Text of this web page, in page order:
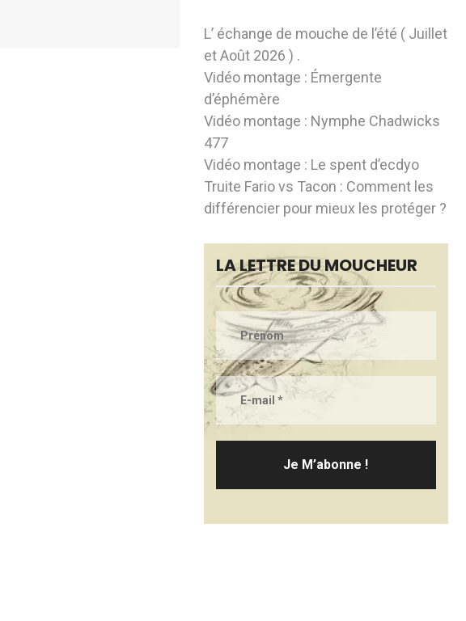
L’ échange de mouche de l’été ( Juillet
et Août 2026 ) .
Vidéo montage : Émergente
d’éphémère
Vidéo montage : Nymphe Chadwicks
477
Vidéo montage : Le spent d’ecdyo
Truite Fario vs Tacon : Comment les
différencier pour mieux les protéger ?
LA LETTRE DU MOUCHEUR